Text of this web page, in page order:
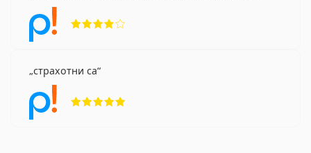
страхотни са